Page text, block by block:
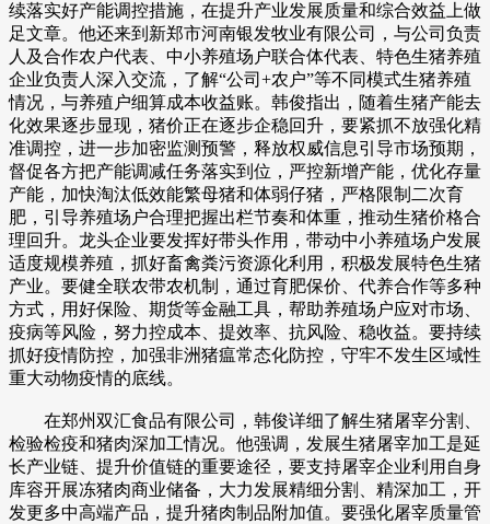
续落实好产能调控措施，在提升产业发展质量和综合效益上做
足文章。他还来到新郑市河南银发牧业有限公司，与公司负责
人及合作农户代表、中小养殖场户联合体代表、特色生猪养殖
企业负责人深入交流，了解“公司+农户”等不同模式生猪养殖
情况，与养殖户细算成本收益账。韩俊指出，随着生猪产能去
化效果逐步显现，猪价正在逐步企稳回升，要紧抓不放强化精
准调控，进一步加密监测预警，释放权威信息引导市场预期，
督促各方把产能调减任务落实到位，严控新增产能，优化存量
产能，加快淘汰低效能繁母猪和体弱仔猪，严格限制二次育
肥，引导养殖场户合理把握出栏节奏和体重，推动生猪价格合
理回升。龙头企业要发挥好带头作用，带动中小养殖场户发展
适度规模养殖，抓好畜禽粪污资源化利用，积极发展特色生猪
产业。要健全联农带农机制，通过育肥保价、代养合作等多种
方式，用好保险、期货等金融工具，帮助养殖场户应对市场、
疫病等风险，努力控成本、提效率、抗风险、稳收益。要持续
抓好疫情防控，加强非洲猪瘟常态化防控，守牢不发生区域性
重大动物疫情的底线。
在郑州双汇食品有限公司，韩俊详细了解生猪屠宰分割、
检验检疫和猪肉深加工情况。他强调，发展生猪屠宰加工是延
长产业链、提升价值链的重要途径，要支持屠宰企业利用自身
库容开展冻猪肉商业储备，大力发展精细分割、精深加工，开
发更多中高端产品，提升猪肉制品附加值。要强化屠宰质量管